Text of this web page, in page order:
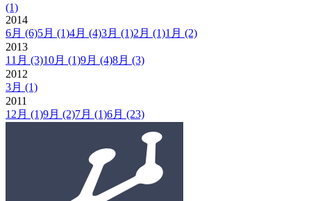
(1)
2014
6月 (6)5月 (1)4月 (4)3月 (1)2月 (1)1月 (2)
2013
11月 (3)10月 (1)9月 (4)8月 (3)
2012
3月 (1)
2011
12月 (1)9月 (2)7月 (1)6月 (23)